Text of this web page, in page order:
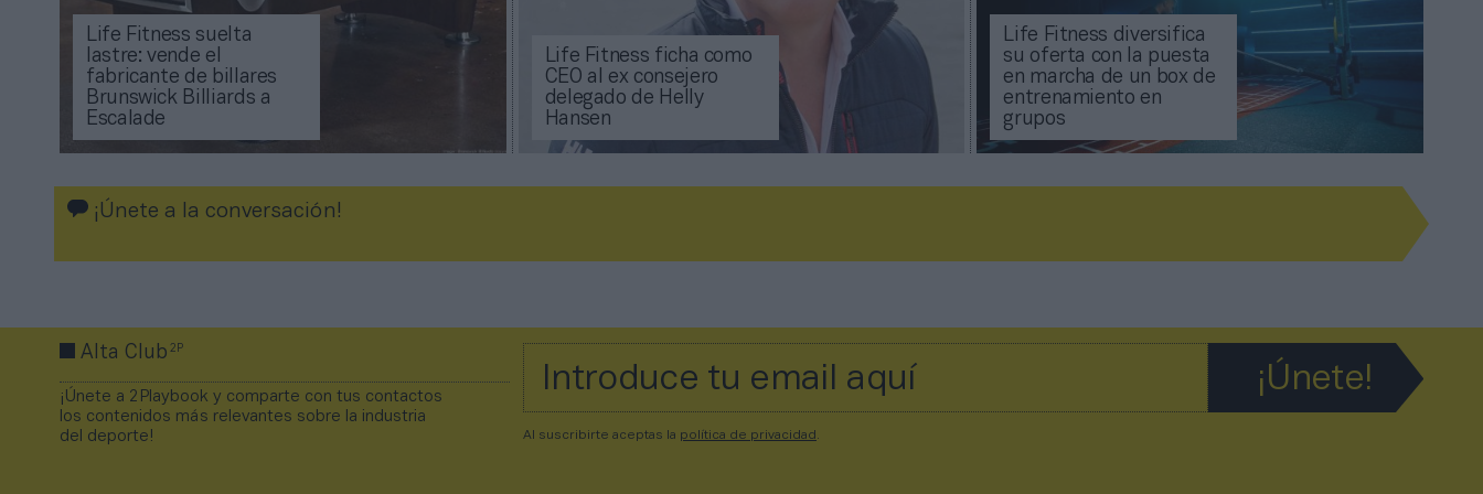
Life Fitness suelta
lastre: vende el
fabricante de billares
Brunswick Billiards a
Escalade
Life Fitness ficha como
CEO al ex consejero
delegado de Helly
Hansen
Life Fitness diversifica
su oferta con la puesta
en marcha de un box de
entrenamiento en
grupos
¡Únete a la conversación!
Alta Club2P
¡Únete a 2Playbook y comparte con tus contactos
los contenidos más relevantes sobre la industria
del deporte!
Al suscribirte aceptas la política de privacidad